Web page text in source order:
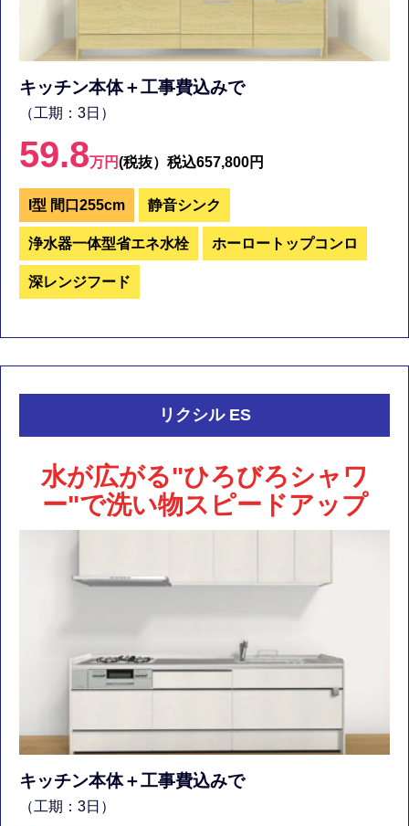
キッチン本体＋工事費込みで
（工期：3日）
59.8万円(税抜） 税込657,800円
I型 間口255cm 静音シンク
浄水器一体型省エネ水栓 ホーロートップコンロ
深レンジフード
リクシル ES
水が広がる"ひろびろシャワ
ー"で洗い物スピードアップ
キッチン本体＋工事費込みで
（工期：3日）